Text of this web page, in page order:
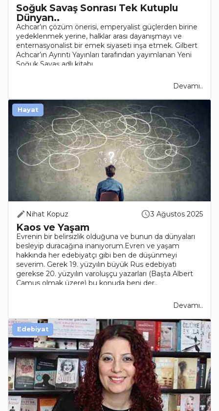
Soğuk Savaş Sonrası Tek Kutuplu
Dünyan..
Achcar’ın çözüm önerisi, emperyalist güçlerden birine
yedeklenmek yerine, halklar arası dayanışmayı ve
enternasyonalist bir emek siyaseti inşa etmek. Gilbert
Achcar’ın Ayrıntı Yayınları tarafından yayımlanan Yeni
Soğuk Savaş adlı kitabı..
Devamı..
Nihat Kopuz 3 Ağustos 2025
Kaos ve Yaşam
Evrenin bir belirsizlik olduğuna ve bunun da dünyaları
besleyip duracağına inanıyorum.Evren ve yaşam
hakkında her edebiyatçı gibi ben de düşünmeyi
severim. Gerek 19. yüzyılın büyük Rus edebiyatı
gerekse 20. yüzyılın varoluşçu yazarları (Başta Albert
Camus olmak üzere) bu konuda beni der..
Devamı..
Hayat
Edebiyat